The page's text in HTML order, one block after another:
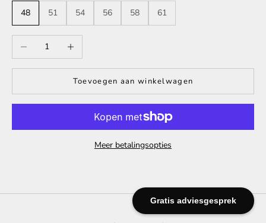
Gratis adviesgesprek
48
51 54 56 58 61
Aantal verlagenAantal verhogen
Toevoegen aan winkelwagen
Meer betalingsopties